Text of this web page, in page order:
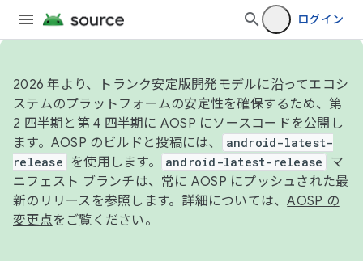
ログイン
2026 年より、トランク安定版開発モデルに沿ってエコシ
ステムのプラットフォームの安定性を確保するため、第
2 四半期と第 4 四半期に AOSP にソースコードを公開し
ます。AOSP のビルドと投稿には、
android-latest-
release
を使用します。 android-latest-release
マ
ニフェスト ブランチは、常に AOSP にプッシュされた最
新のリリースを参照します。詳細については、AOSP の
変更点をご覧ください。